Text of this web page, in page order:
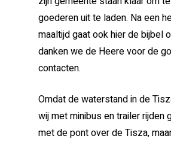
goederen uit te laden. Na een
maaltijd gaat ook hier de bijbel
danken we de Heere voor de
contacten.
Omdat de waterstand in de
wij met minibus en trailer rijden
met de pont over de Tisza,